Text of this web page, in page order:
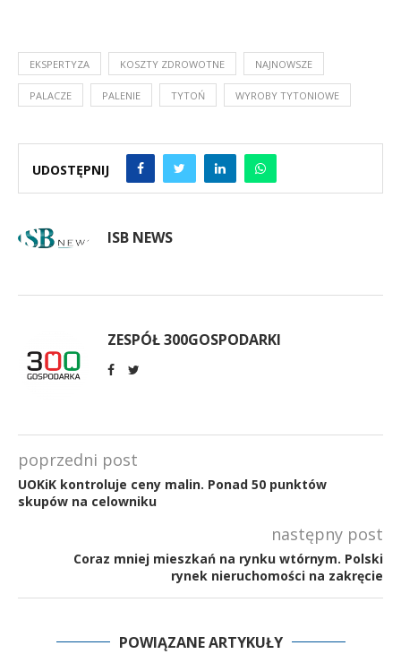
EKSPERTYZA KOSZTY ZDROWOTNE NAJNOWSZE
PALACZE PALENIE TYTOŃ WYROBY TYTONIOWE
UDOSTĘPNIJ
ISB NEWS
ZESPÓŁ 300GOSPODARKI
poprzedni post
UOKiK kontroluje ceny malin. Ponad 50 punktów
skupów na celowniku
następny post
Coraz mniej mieszkań na rynku wtórnym. Polski
rynek nieruchomości na zakręcie
POWIĄZANE ARTYKUŁY